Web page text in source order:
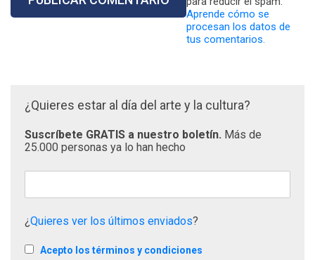
Aprende cómo se
procesan los datos de
tus comentarios.
¿Quieres estar al día del arte y la cultura?
Suscríbete GRATIS a nuestro boletín. Más de
25.000 personas ya lo han hecho
¿Quieres ver los últimos enviados?
Acepto los términos y condiciones